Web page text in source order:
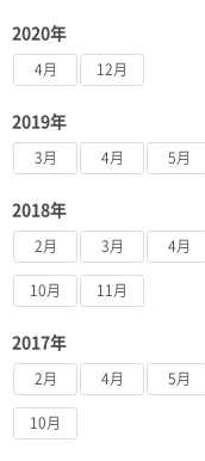
2020年
4月 12月
2019年
3月 4月 5月
2018年
2月 3月 4月
10月 11月
2017年
2月 4月 5月
10月